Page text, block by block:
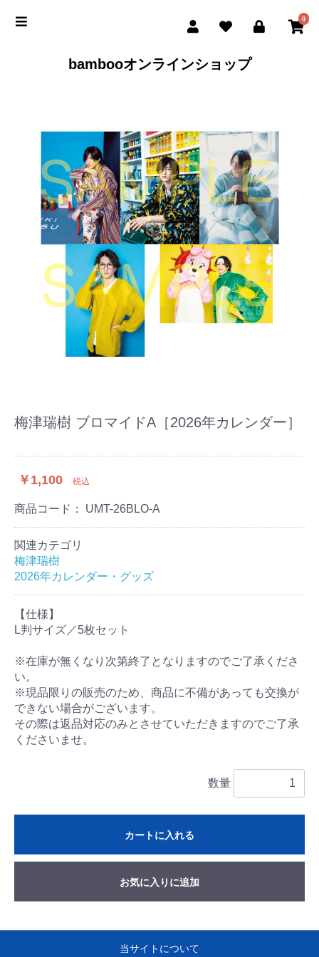
0
bambooオンラインショップ
梅津瑞樹 ブロマイドA［2026年カレンダー］
￥1,100 税込
商品コード： UMT-26BLO-A
関連カテゴリ
梅津瑞樹
2026年カレンダー・グッズ
【仕様】
L判サイズ／5枚セット
※在庫が無くなり次第終了となりますのでご了承くださ
い。
※現品限りの販売のため、商品に不備があっても交換が
できない場合がございます。
その際は返品対応のみとさせていただきますのでご了承
くださいませ。
数量
カートに入れる
お気に入りに追加
当サイトについて